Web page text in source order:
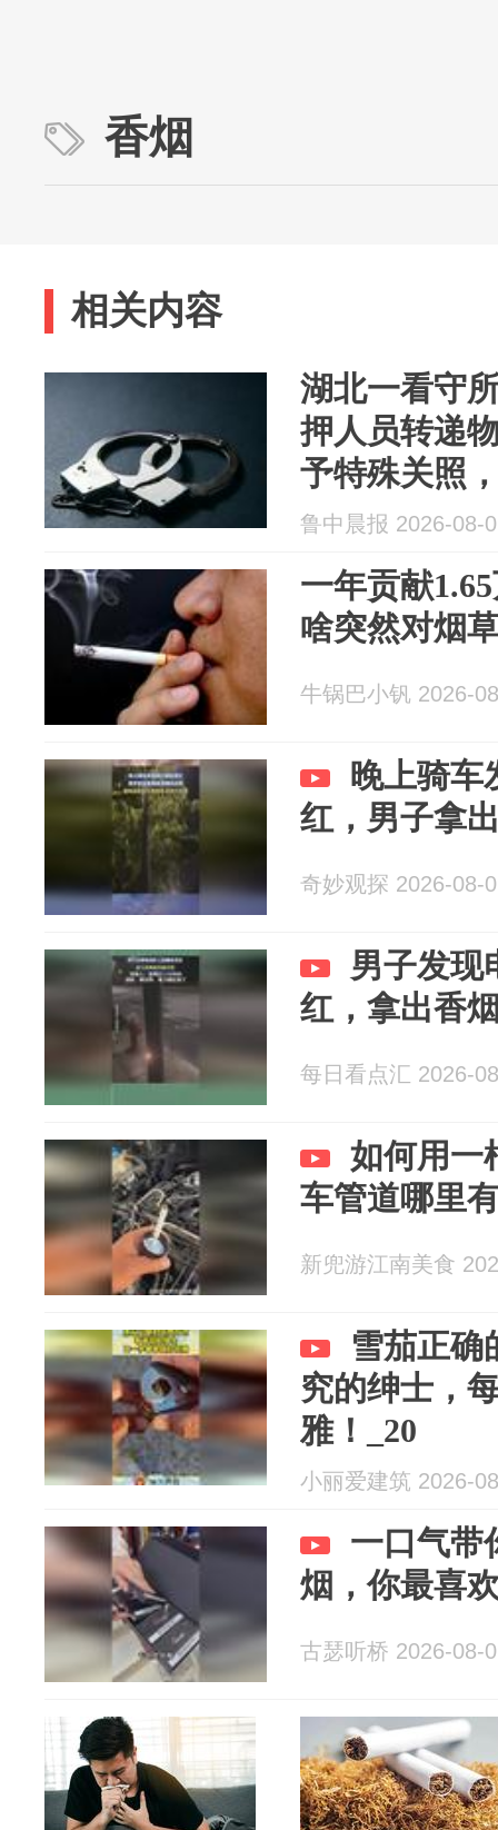
香烟
相关内容
湖北一看守
押人员转递
予特殊关照
10.6万余元
鲁中晨报 2026-08-
一年贡献
啥突然对烟
牛锅巴小钒 2026-
晚上骑车
红，男子拿
奇妙观探 2026-08-
男子发现
红，拿出香
每日看点汇 2026-
如何用一
车管道哪里
新兜游江南美食
雪茄正确
究的绅士，
雅！_20
小丽爱建筑 2026-
一口气带
烟，你最喜
古瑟听桥 2026-08-